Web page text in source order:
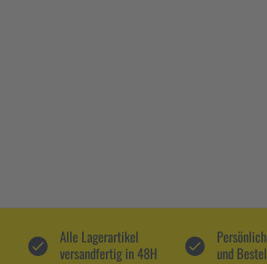
Alle Lagerartikel
versandfertig in 48H
und